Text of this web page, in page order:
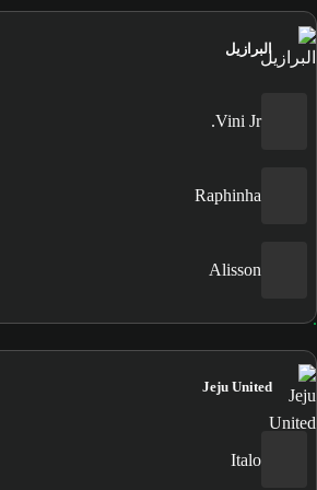
البرازيل
Vini Jr.
Raphinha
Alisson
Jeju United
Italo